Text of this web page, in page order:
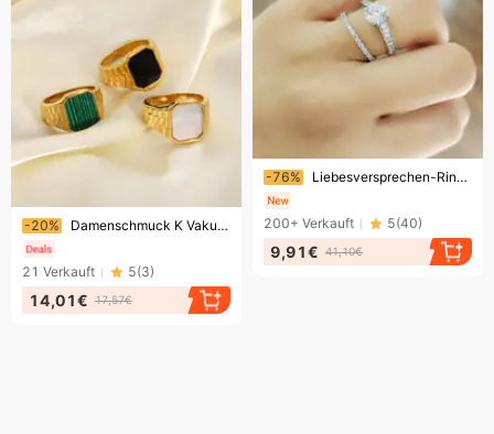
Endet bald!
-76% Liebesversprechen-Ring-Set, weiblicher Element-Kristallring
200+ Verkauft 5(40)
9,91€ 41,10€
Endet bald!
-20% Damenschmuck K Vakuumbeschichteter Edelstahlring Rechteckiger Edelstahlring
21 Verkauft 5(3)
14,01€ 17,57€